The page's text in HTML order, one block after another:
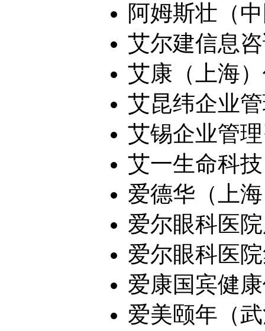
阿姆斯壮（
艾尔建信息
艾康（上海
艾昆纬企业
艾锡企业管
艾一生命科
爱德华（上
爱尔眼科医
爱尔眼科医
爱康国宾健
爱美颐年（